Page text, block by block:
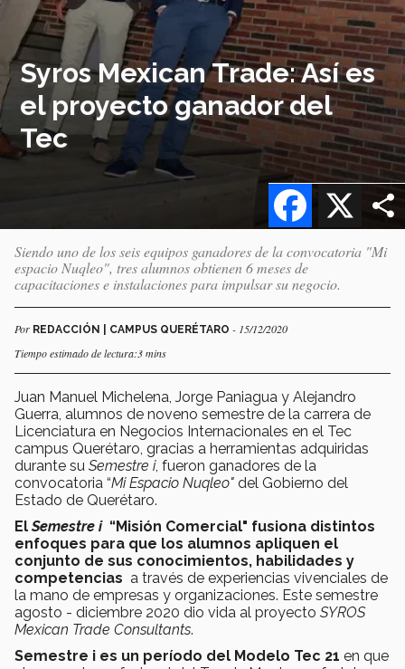
Syros Mexican Trade: Así es
el proyecto ganador del
Tec
X
Facebook
Siendo uno de los seis equipos ganadores de la convocatoria "Mi
espacio Nuqleo", tres alumnos obtienen 6 meses de
capacitaciones e instalaciones para impulsar su negocio.
Por REDACCIÓN | CAMPUS QUERÉTARO - 15/12/2020
Tiempo estimado de lectura:3 mins
Juan Manuel Michelena, Jorge Paniagua y Alejandro
Guerra, alumnos de noveno semestre de la carrera de
Licenciatura en Negocios Internacionales en el Tec
campus Querétaro, gracias a herramientas adquiridas
durante su Semestre i, fueron ganadores de la
convocatoria “Mi Espacio Nuqleo" del Gobierno del
Estado de Querétaro.
ElSemestre i“Misión Comercial" fusiona distintos
enfoques para que los alumnos apliquen el
conjunto de sus conocimientos, habilidades y
competencias a través de experiencias vivenciales de
la mano de empresas y organizaciones. Este semestre
agosto - diciembre 2020 dio vida al proyecto SYROS
Mexican Trade Consultants.
Semestre i es un período del Modelo Tec 21 en que